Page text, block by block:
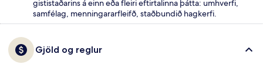
gististaðarins á einn eða fleiri eftirtalinna þátta: umhverfi,
samfélag, menningararfleifð, staðbundið hagkerfi.
Gjöld og reglur